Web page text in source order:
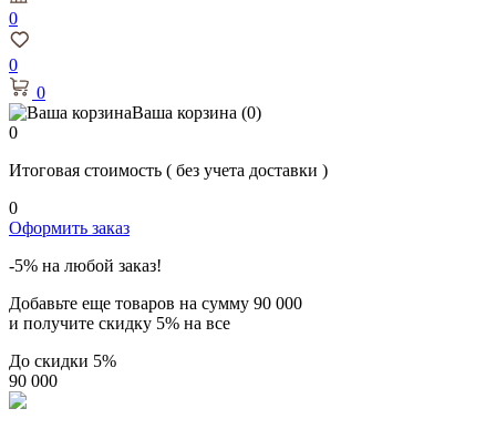
0
0
0
Ваша корзина (0)
0
Итоговая стоимость ( без учета доставки )
0
Оформить заказ
-5% на любой заказ!
Добавьте еще товаров на сумму 90 000
и получите скидку 5% на все
До скидки 5%
90 000